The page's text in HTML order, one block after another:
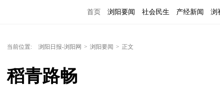
首页 浏阳要闻 社会民生 产经新闻 浏
当前位置: 浏阳日报-浏阳网 > 浏阳要闻 > 正文
稻青路畅